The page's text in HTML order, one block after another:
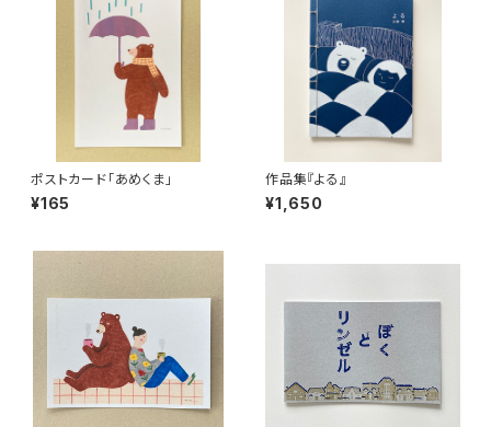
ポストカード「あめくま」
¥165
作品集『よる』
¥1,650